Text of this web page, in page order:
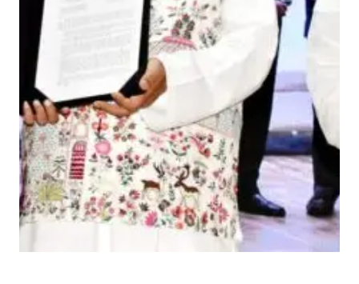
म
हा
रा
ज